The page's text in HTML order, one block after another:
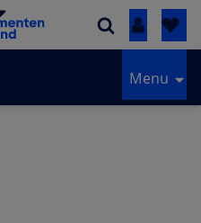
Inloggen
Menu